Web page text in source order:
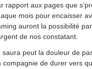
rapport aux pages que
mois pour encaisser
auront la possibilité
de nos constatant.
saura peut la douleur de
compagnie de durer vers